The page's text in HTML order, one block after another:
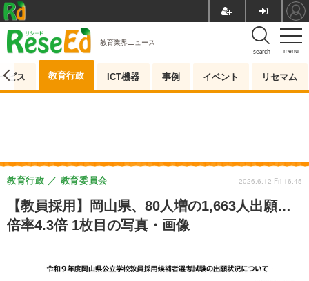
menu
search
教育業界ニュース
ビス 教育行政 ICT機器 事例 イベント リセマム
【教員採用】岡山県、80人増の1,663人出願…
倍率4.3倍 1枚目の写真・画像
教育行政 教育委員会 2026.6.12 Fri 16:45